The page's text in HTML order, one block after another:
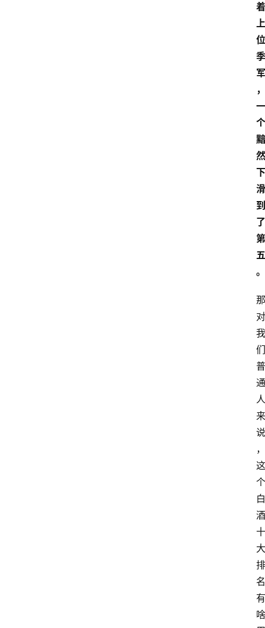
着
上
位
季
军
，
一
个
黯
然
下
滑
到
了
第
五
。
那
对
我
们
普
通
人
来
说
，
这
个
白
酒
十
大
排
名
有
啥